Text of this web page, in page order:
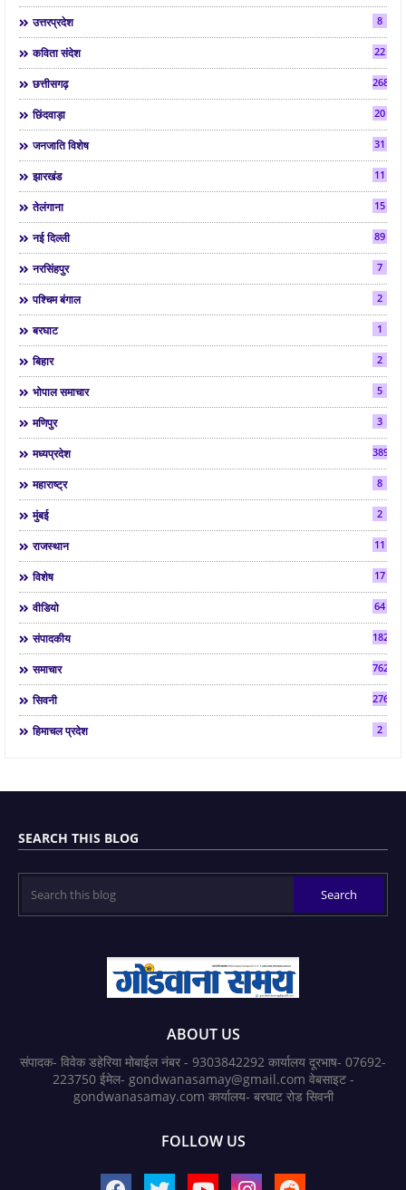
उत्तरप्रदेश 8
कविता संदेश 22
छत्तीसगढ़ 268
छिंदवाड़ा 20
जनजाति विशेष 31
झारखंड 11
तेलंगाना 15
नई दिल्ली 89
नरसिंहपुर 7
पश्चिम बंगाल 2
बरघाट 1
बिहार 2
भोपाल समाचार 5
मणिपुर 3
मध्यप्रदेश 3892
महाराष्ट्र 8
मुंबई 2
राजस्थान 11
विशेष 17
वीडियो 64
संपादकीय 182
समाचार 7624
सिवनी 2763
हिमाचल प्रदेश 2
SEARCH THIS BLOG
ABOUT US
संपादक- विवेक डहेरिया मोबाईल नंबर - 9303842292 कार्यालय दूरभाष- 07692-
223750 ईमेल- gondwanasamay@gmail.com वेबसाइट -
gondwanasamay.com कार्यालय- बरघाट रोड सिवनी
FOLLOW US